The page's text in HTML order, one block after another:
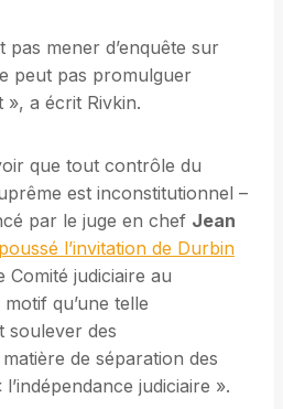
pas mener d’enquête sur
peut pas promulguer
a écrit Rivkin.
que tout contrôle du
est inconstitutionnel –
par le juge en chef Jean
l’invitation de Durbin
Comité judiciaire au
qu’une telle
soulever des
de séparation des
judiciaire ».